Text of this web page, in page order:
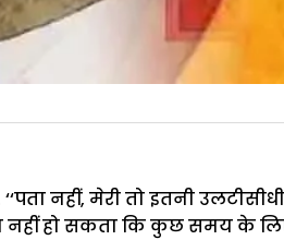
नहीं, मेरी तो इतनी
नहीं हो सकता कि कुछ समय के